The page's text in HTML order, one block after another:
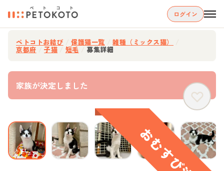
ログイン
ペトコトお結び 保護猫一覧 雑種（ミックス猫）
京都府 子猫 短毛 募集詳細
家族が決定しました